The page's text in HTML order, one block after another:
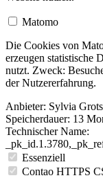
Matomo
Die Cookies von
erzeugen statistische
nutzt. Zweck:
der Nutzererfahrung.
Anbieter: Sylvia
Speicherdauer: 13
Technischer Name:
Essenziell
Contao HTTPS